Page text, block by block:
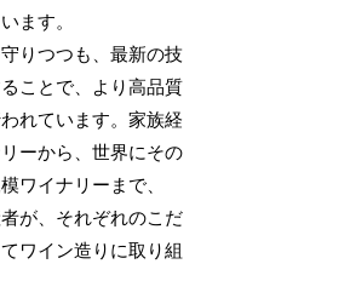
ます。
りつつも、最新の技
ことで、より高品質
れています。家族経
ーから、世界にその
ワイナリーまで、
が、それぞれのこだ
ワイン造りに取り組